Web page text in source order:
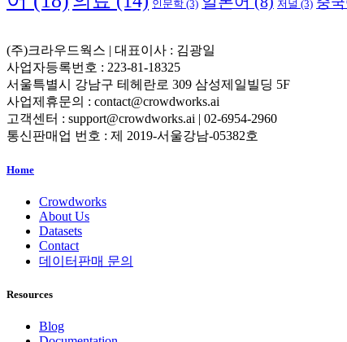
인문학 (3) 저널 (3)
(주)크라우드웍스 | 대표이사 : 김광일
사업자등록번호 : 223-81-18325
서울특별시 강남구 테헤란로 309 삼성제일빌딩 5F
사업제휴문의 : contact@crowdworks.ai
고객센터 : support@crowdworks.ai | 02-6954-2960
통신판매업 번호 : 제 2019-서울강남-05382호
Home
Crowdworks
About Us
Datasets
Contact
데이터판매 문의
Resources
Blog